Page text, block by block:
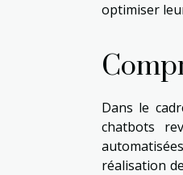
optimiser
Dans le
chatbots
réalisation